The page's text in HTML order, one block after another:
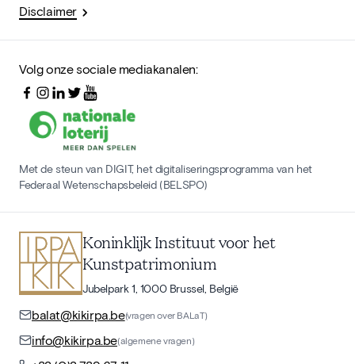
Disclaimer
Volg onze sociale mediakanalen:
Met de steun van DIGIT, het digitaliseringsprogramma van het
Federaal Wetenschapsbeleid (BELSPO)
Koninklijk Instituut voor het
Kunstpatrimonium
Jubelpark 1, 1000 Brussel, België
balat@kikirpa.be(vragen over BALaT)
info@kikirpa.be(algemene vragen)